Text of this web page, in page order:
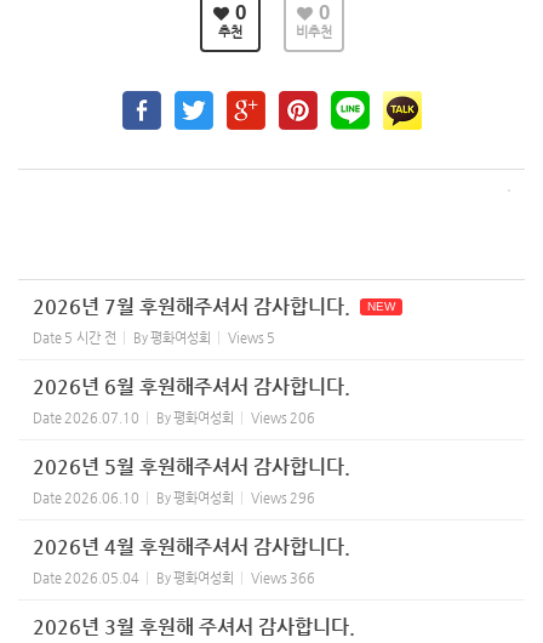
0
추천
0
비추천
2026년 7월 후원해주셔서 감사합니다. NEW
Date 5 시간 전 By평화여성회 Views 5
2026년 6월 후원해주셔서 감사합니다.
Date 2026.07.10 By평화여성회 Views 206
2026년 5월 후원해주셔서 감사합니다.
Date 2026.06.10 By평화여성회 Views 296
2026년 4월 후원해주셔서 감사합니다.
Date 2026.05.04 By평화여성회 Views 366
2026년 3월 후원해 주셔서 감사합니다.